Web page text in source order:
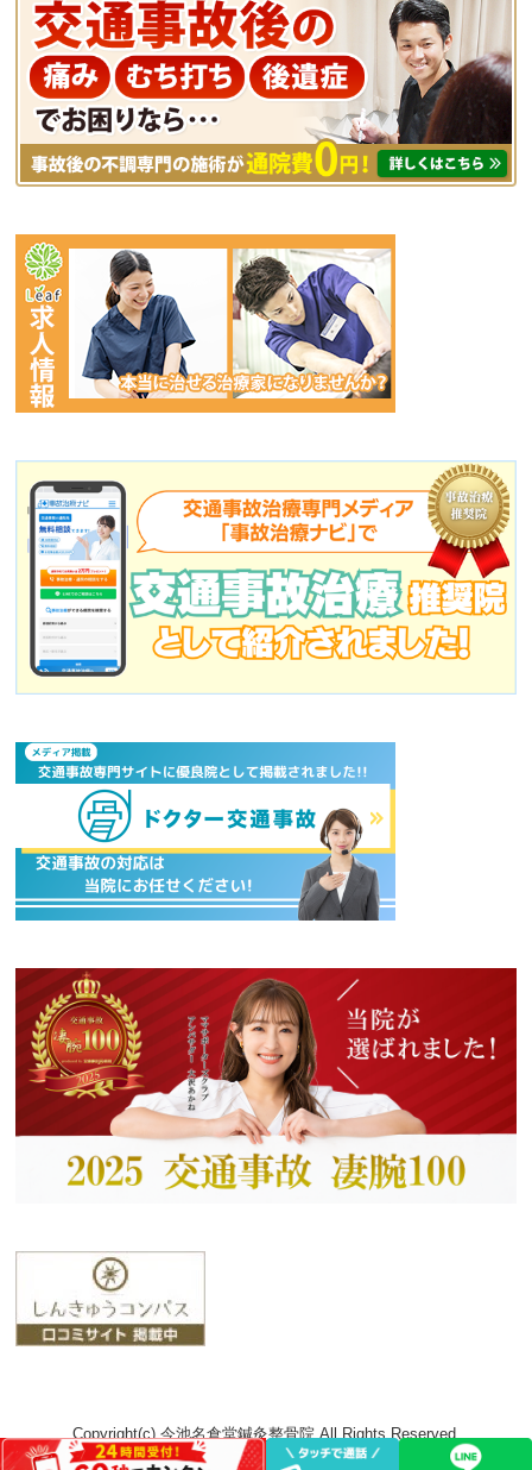
Copyright(c) 今池名倉堂鍼灸整骨院 All Rights Reserved.